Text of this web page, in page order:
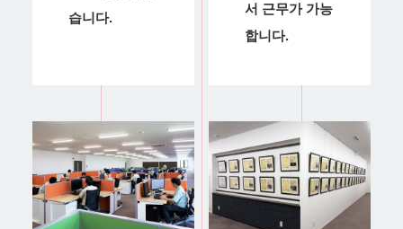
습니다.
서 근무가 가능
합니다.